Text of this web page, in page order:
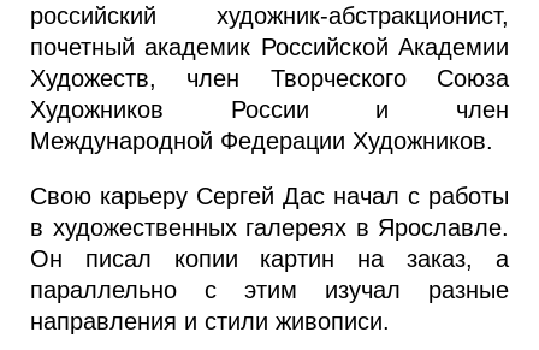
российский художник-абстракционист,
почетный академик Российской Академии
Художеств, член Творческого Союза
Художников России и член
Международной Федерации Художников.
Свою карьеру Сергей Дас начал с работы
в художественных галереях в Ярославле.
Он писал копии картин на заказ, а
параллельно с этим изучал разные
направления и стили живописи.